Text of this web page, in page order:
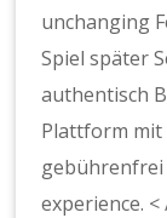
unchanging
Spiel später
authentisch
Plattform mit
experience.